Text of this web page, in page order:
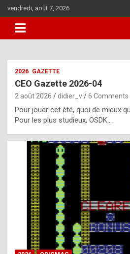
to
content
vendredi, août 7, 2026
i
u
l
y
d
i
ff
2026 GAZETTE
CEO Gazette 2026-04
2 août 2026 didier_v 6 Comments
Pour jouer cet été, quoi de mieux
Pour les plus studieux, OSDK…